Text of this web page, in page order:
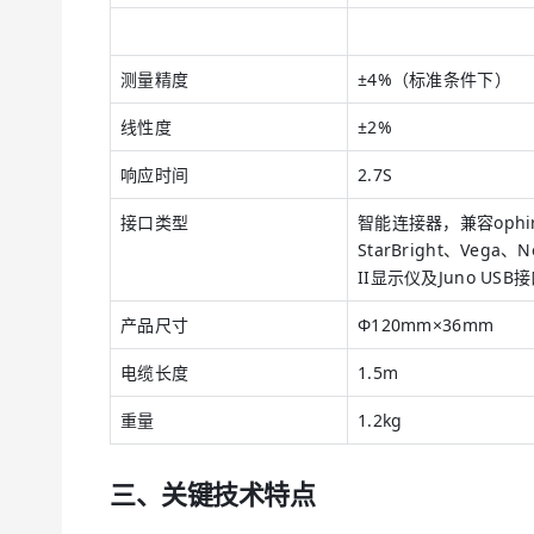
测量精度 ±4%（标准条件下）
线性度 ±2%
响应时间 2.7S
接口类型
智能连接器，兼容
StarBright、Vega、
II显示仪及Juno USB接
产品尺寸 Φ120mm×36mm
电缆长度 1.5m
重量 1.2kg
三、关键技术特点